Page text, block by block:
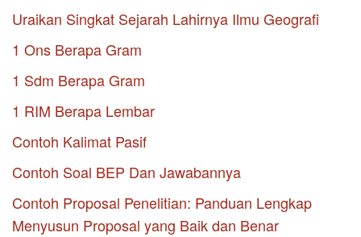
Uraikan Singkat Sejarah Lahirnya Ilmu Geografi
1 Ons Berapa Gram
1 Sdm Berapa Gram
1 RIM Berapa Lembar
Contoh Kalimat Pasif
Contoh Soal BEP Dan Jawabannya
Contoh Proposal Penelitian: Panduan Lengkap
Menyusun Proposal yang Baik dan Benar